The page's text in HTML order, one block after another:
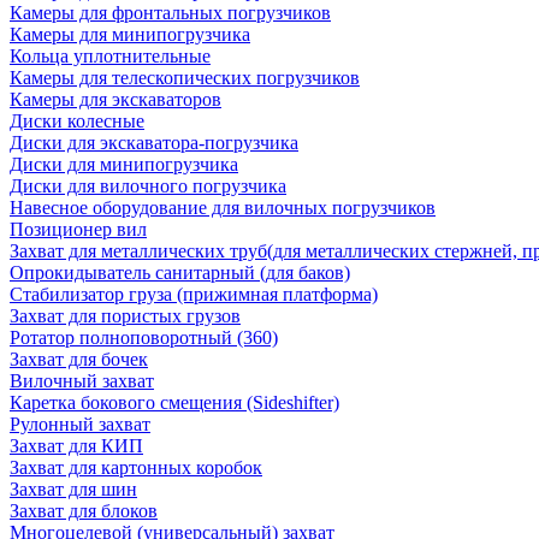
Камеры для фронтальных погрузчиков
Камеры для минипогрузчика
Кольца уплотнительные
Камеры для телескопических погрузчиков
Камеры для экскаваторов
Диски колесные
Диски для экскаватора-погрузчика
Диски для минипогрузчика
Диски для вилочного погрузчика
Навесное оборудование для вилочных погрузчиков
Позиционер вил
Захват для металлических труб(для металлических стержней,
Опрокидыватель санитарный (для баков)
Стабилизатор груза (прижимная платформа)
Захват для пористых грузов
Ротатор полноповоротный (360)
Захват для бочек
Вилочный захват
Каретка бокового смещения (Sideshifter)
Рулонный захват
Захват для КИП
Захват для картонных коробок
Захват для шин
Захват для блоков
Многоцелевой (универсальный) захват